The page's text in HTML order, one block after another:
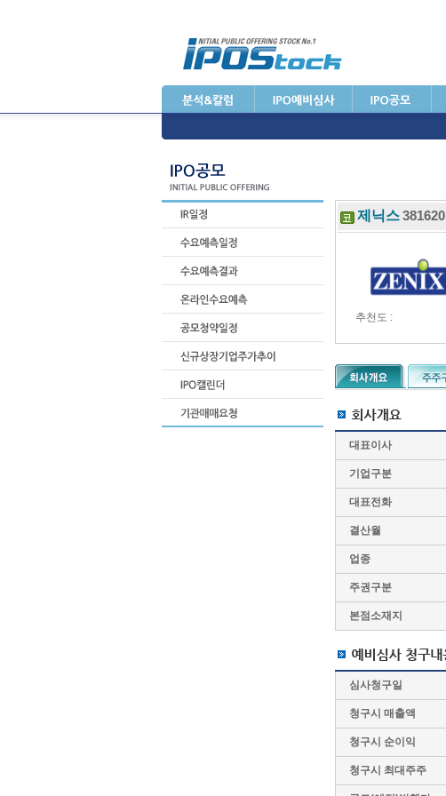
제닉스 381620
추천도 :
대표이사
기업구분
대표전화
결산월
업종
주권구분
본점소재지
심사청구일
청구시 매출액
청구시 순이익
청구시 최대주주